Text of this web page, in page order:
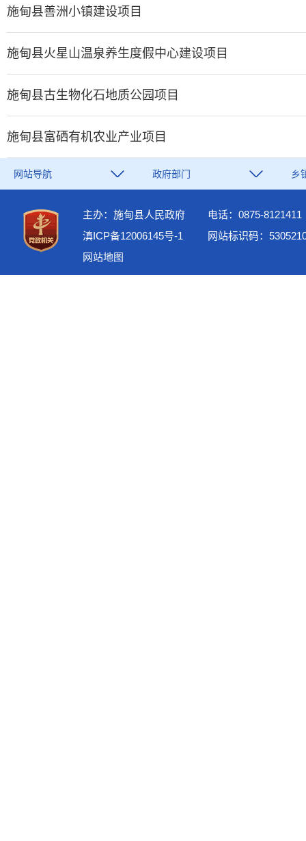
施甸县善洲小镇建设项目
施甸县火星山温泉养生度假中心建设项目
施甸县古生物化石地质公园项目
施甸县富硒有机农业产业项目
网站导航 政府部门 乡
主办：施甸县人民政府
电话：0875-8121411
滇ICP备12006145号-1
网站标识码：
网站地图